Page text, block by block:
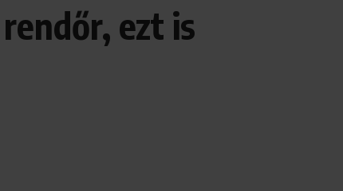
ezt is